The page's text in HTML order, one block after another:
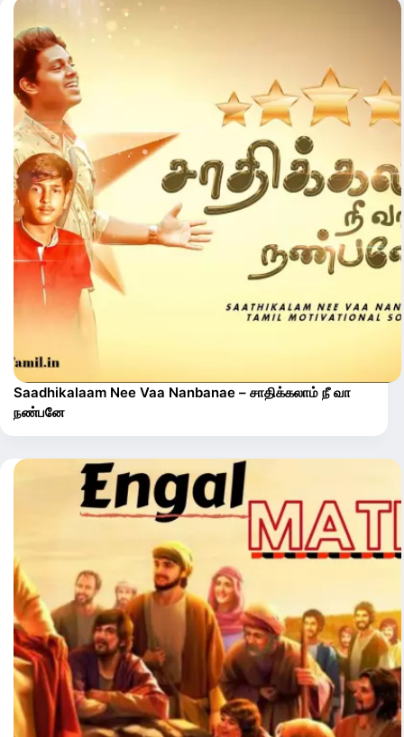
Saadhikalaam Nee Vaa Nanbanae – சாதிக்கலாம் நீ வா
நண்பனே